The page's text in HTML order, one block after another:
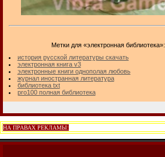
Метки для «электронная библиотека»:
история русской литературы скачать
электронная книга v3
электронные книги однополая любовь
журнал иностранная литература
библиотека txt
pro100 полная библиотека
НА ПРАВАХ РЕКЛАМЫ: